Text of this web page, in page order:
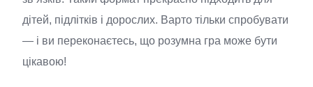
дітей, підлітків і дорослих. Варто тільки спробувати
— і ви переконаєтесь, що розумна гра може бути
цікавою!